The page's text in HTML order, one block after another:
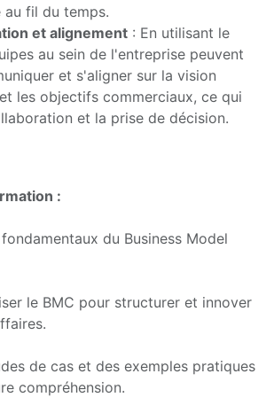
au fil du temps.
et alignement : En utilisant le
au sein de l'entreprise peuvent
et s'aligner sur la vision
les objectifs commerciaux, ce qui
et la prise de décision.
:
du Business Model
le BMC pour structurer et innover
de cas et des exemples pratiques
compréhension.